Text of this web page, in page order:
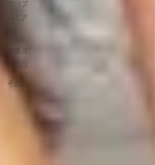
ク（プ
レミア
ム）
国際ヨ
ガの日
その他